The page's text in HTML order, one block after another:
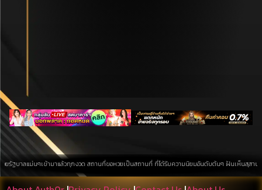
บาลแม่นๆเข้ามาแล้วทุกงวด สถานที่ขอหวยเป็นสถานที่ ที่ได้รับความนิยมอันดับต้นๆ ฝันเห็นสุสา